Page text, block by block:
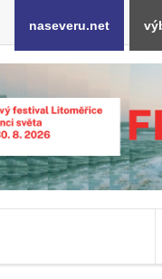
naseveru.net